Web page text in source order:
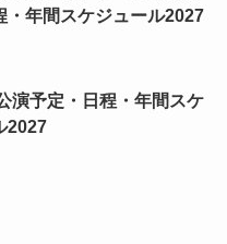
・年間スケジュール2027
演予定・日程・年間スケ
2027